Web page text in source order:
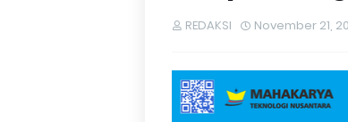
REDAKSI November 21,